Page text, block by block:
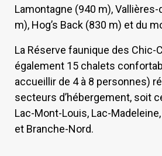
Lamontagne (940 m), Vallières-
m), Hog’s Back (830 m) et du
La Réserve faunique des Chic-
également 15 chalets
accueillir de 4 à 8 personnes)
secteurs d’hébergement, soit
Lac-Mont-Louis, Lac-
et Branche-Nord.